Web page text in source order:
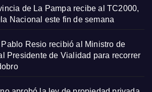
de La Pampa recibe al TC2000,
Nacional este fin de semana
Resio recibió al Ministro de
Presidente de Vialidad para recorrer